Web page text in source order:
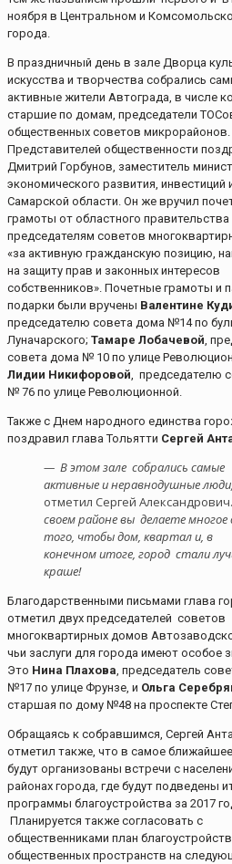
ноября в Центральном и
города.
В праздничный день в зале Дворца
искусства и творчества собрались
активные жители Автограда, в числе
старшие по домам, председатели
общественных советов микрорайонов.
Представителей общественности
Дмитрий Горбунов, заместитель
экономического развития, инвестиций
Самарской области. Он же вручил
грамоты от областного правительства
председателям советов
«за активную гражданскую позицию,
на защиту прав и законных интересов
собственников». Почетные грамоты и
подарки были вручены Валентине
председателю совета дома №14 по
Луначарского; Тамаре Лобачевой,
совета дома № 10 по улице
Лидии Никифоровой, председателю
№ 76 по улице Революционной.
Также с Днем народного единства
поздравил глава Тольятти Сергей
— В этом зале собрались самые
активные и неравнодушные люди,
отметил Сергей
своем районе вы делаете многое
того, чтобы дом, квартал и, в
конечном итоге, город стали
краше!
Благодарственными письмами глава
отметил двух председателей советов
многоквартирных домов
чьи заслуги для города имеют особое
Это Нина Плахова, председатель
№17 по улице Фрунзе, и Ольга
старшая по дому №48 на проспекте
Обращаясь к собравшимся, Сергей
отметил также, что в самое
будут организованы встречи с
районах города, где будут подведены
программы благоустройства за 2017
Планируется также согласовать с
общественниками план
общественных пространств на